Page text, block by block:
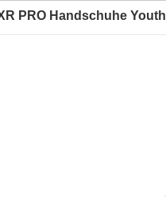
PRO Handschuhe Youth